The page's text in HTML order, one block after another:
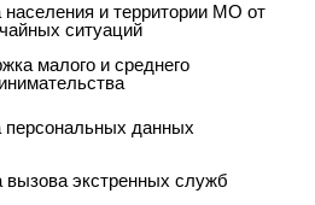
и территории МО от
ситуаций
малого и среднего
данных
вызова экстренных служб